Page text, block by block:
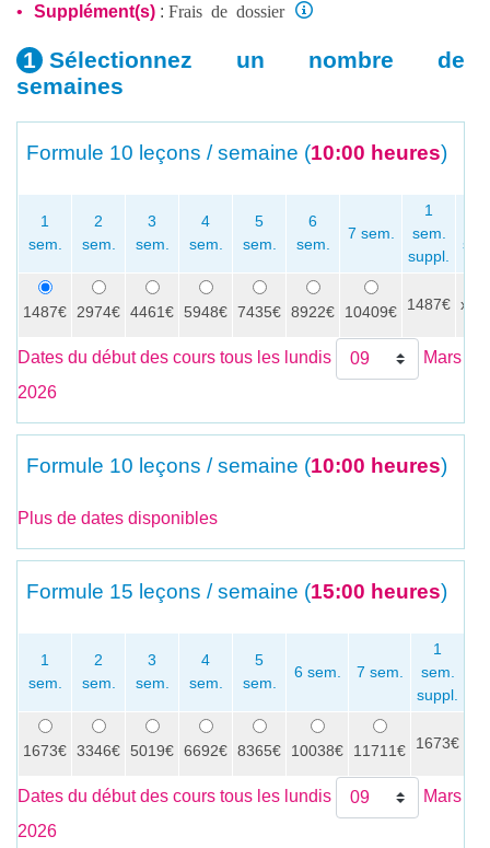
Supplément(s) : Frais de dossier
Sélectionnez un nombre de
semaines
Formule 10 leçons / semaine (10:00 heures)
1
sem.
2
sem.
3
sem.
4
sem.
5
sem.
6
sem.
7 sem.
1
sem.
suppl.
1487€ 2974€ 4461€ 5948€ 7435€ 8922€ 10409€ 1487€ x
Dates du début des cours tous les lundis
Mars
2026
Formule 10 leçons / semaine (10:00 heures)
Plus de dates disponibles
Formule 15 leçons / semaine (15:00 heures)
1
sem.
2
sem.
3
sem.
4
sem.
5
sem.
6 sem. 7 sem.
1
sem.
suppl.
1673€ 3346€ 5019€ 6692€ 8365€ 10038€ 11711€ 1673€
Dates du début des cours tous les lundis
Mars
2026